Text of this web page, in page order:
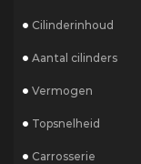
Cilinderinhoud
Aantal cilinders
Vermogen
Topsnelheid
Carrosserie